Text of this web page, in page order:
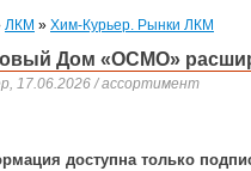
ЛКМ » Хим-Курьер. Рынки ЛКМ
Дом «ОСМО»
17.06.2026 / ассортимент
доступна только